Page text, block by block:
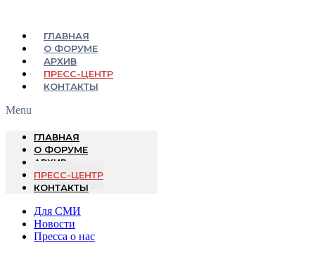
ГЛАВНАЯ
О ФОРУМЕ
АРХИВ
ПРЕСС-ЦЕНТР
КОНТАКТЫ
Menu
ГЛАВНАЯ
О ФОРУМЕ
АРХИВ
ПРЕСС-ЦЕНТР
КОНТАКТЫ
Для СМИ
Новости
Пресса о нас